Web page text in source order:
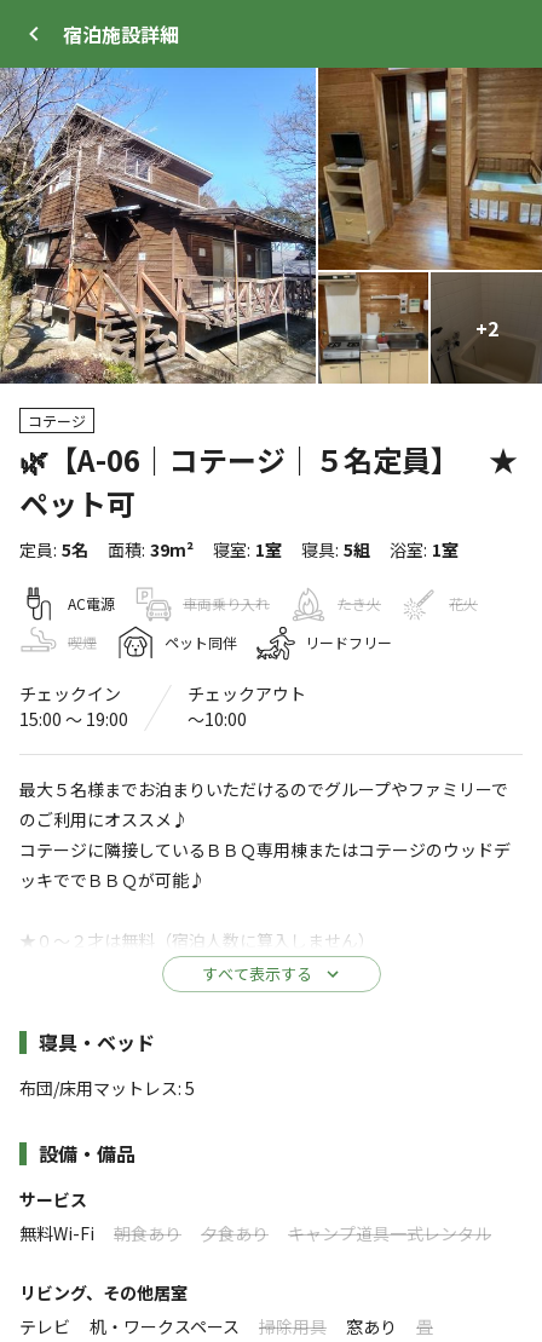
宿泊施設詳細
+2
コテージ
🌿【A-06｜コテージ｜５名定員】 ★
ペット可
定員: 5名 面積: 39m² 寝室: 1室 寝具: 5組 浴室: 1室
AC電源 車両乗り入れ たき火
花火
喫煙
ペット同伴 リードフリー
チェックイン
15:00 〜 19:00
チェックアウト
〜10:00
最大５名様までお泊まりいただけるのでグループやファミリーで
のご利用にオススメ♪
コテージに隣接しているＢＢＱ専用棟またはコテージのウッドデ
ッキででＢＢＱが可能♪
★０～２才は無料（宿泊人数に算入しません）
★1棟に１台分の駐車スペース（無料）もございます。２台以上で
お越しの場合は近くの宿泊者用の大型駐車場（無料）をご案内し
ます。
ご宿泊される方は全員のお名前が必要になりますのでご注意く
★夏季宿泊料金期間：7月19日（土）～ 9月30日（火）
すべて表示する
施設詳細
寝具・ベッド
布団/床用マットレス: 5
設備・備品
サービス
無料Wi-Fi
朝食あり 夕食あり キャンプ道具一式レンタル
リビング、その他居室
テレビ
机・ワークスペース 掃除用具 窓あり 畳
+17
トップ
WEB予約可能
奥霧島 皇子原公園 キャンプ場
〒889-4414 宮崎県西諸県郡高原町蒲牟田3-251
奥霧島 皇子原公園 キャンプ場
Googleマップで見る
水洗トイレ
・遊具
・食堂
売店
自動販売機
※詳しくは「キャンプ場情報 」をご確認ください。
備された自然公園です♪1.1キロのコースのゴー
カートやローラースライダー、ニジマス釣り場、
秋には彼岸花が咲き乱れる景色が絶景です♪
ゴーカートやローラースライダー、釣り場、春から秋にか
ウォーキングコースもあり霧島連山の麓の自然を満喫出来
る施設です。
皇祖 神武天皇ご生誕の地に創建されたと伝えられる皇子
2月中旬から桜が咲き始め、3月には「花まつり」秋分の
日の「ヒガンバナまつり」など催されます。
すべて表示する
このキャンプ場の特徴